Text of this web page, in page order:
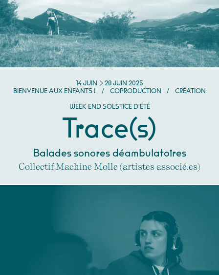
DU
14 JUIN
JUIN AU
28 JUIN
JUIN 2025
BIENVENUE AUX ENFANTS !
/ COPRODUCTION / CRÉATION
WEEK-END SOLSTICE D'ÉTÉ
Trace(s)
Balades sonores déambulatoires
Collectif Machine Molle (artistes associé.es)